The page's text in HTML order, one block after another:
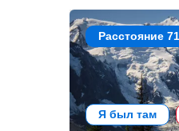
Расстояние
Я был там